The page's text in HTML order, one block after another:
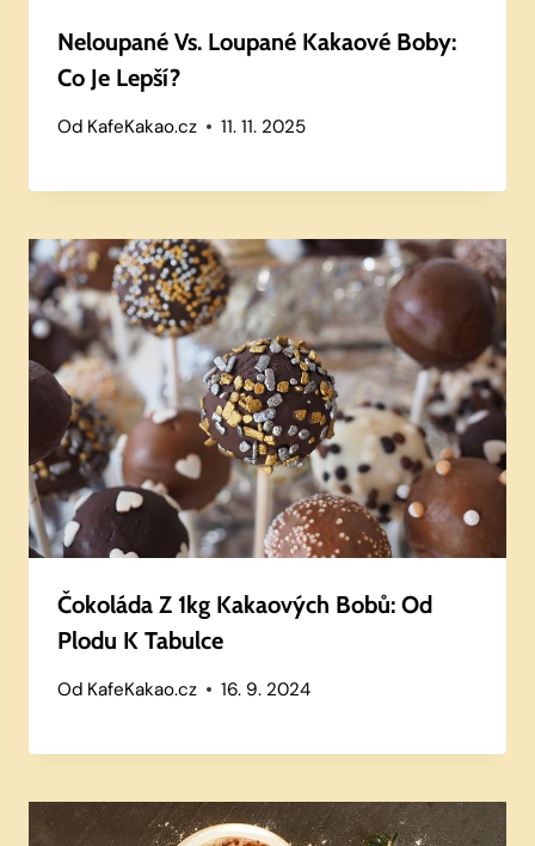
Neloupané Vs. Loupané Kakaové Boby:
Co Je Lepší?
Od KafeKakao.cz 11. 11. 2025
Čokoláda Z 1kg Kakaových Bobů: Od
Plodu K Tabulce
Od KafeKakao.cz 16. 9. 2024